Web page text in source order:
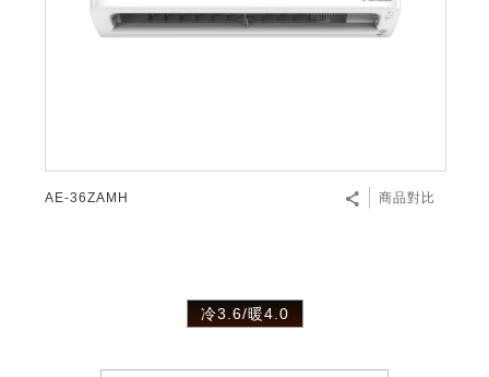
AE-36ZAMH 商品對比
冷3.6/暖4.0